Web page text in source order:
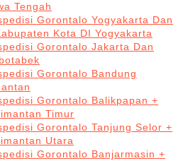
Tengah
Gorontalo Yogyakarta Dan
Kota DI Yogyakarta
Gorontalo Jakarta Dan
Gorontalo Bandung
Gorontalo Balikpapan +
Timur
Gorontalo Tanjung Selor +
Utara
Gorontalo Banjarmasin +